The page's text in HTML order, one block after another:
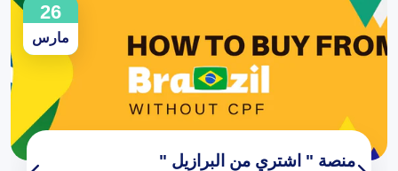
26
مارس
منصة " اشتري من البرازيل "